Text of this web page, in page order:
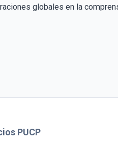
globales en la
PUCP